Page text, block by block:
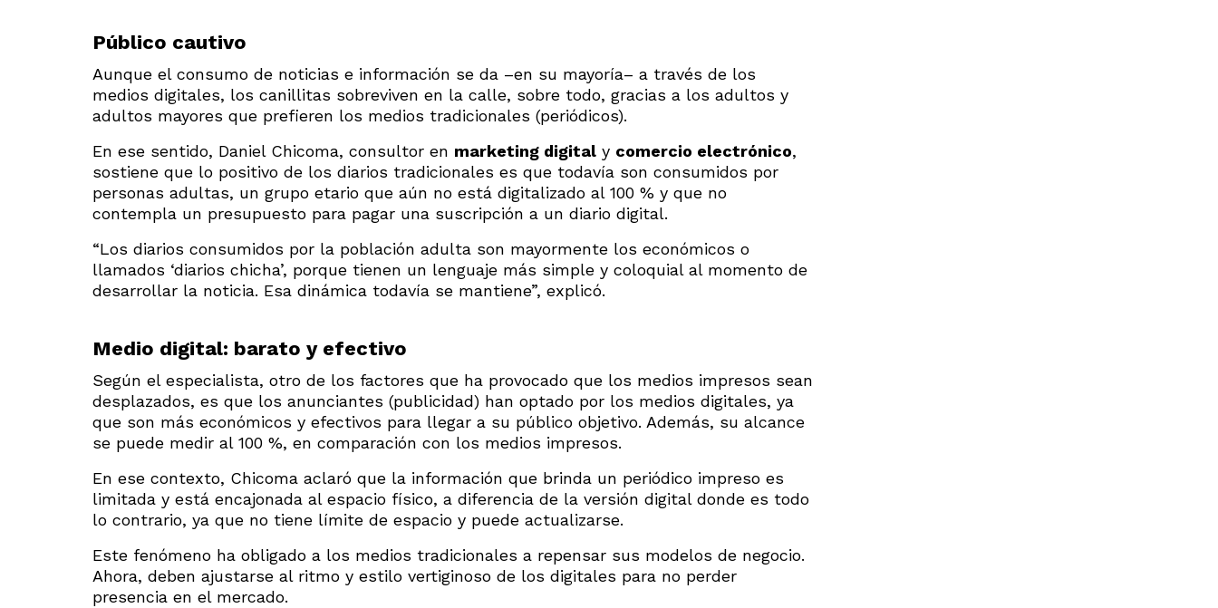
Público cautivo
Aunque el consumo de noticias e información se da –en su mayoría– a través de los
medios digitales, los canillitas sobreviven en la calle, sobre todo, gracias a los adultos y
adultos mayores que prefieren los medios tradicionales (periódicos).
En ese sentido, Daniel Chicoma, consultor en marketing digital y comercio electrónico,
sostiene que lo positivo de los diarios tradicionales es que todavía son consumidos por
personas adultas, un grupo etario que aún no está digitalizado al 100 % y que no
contempla un presupuesto para pagar una suscripción a un diario digital.
“Los diarios consumidos por la población adulta son mayormente los económicos o
llamados ‘diarios chicha’, porque tienen un lenguaje más simple y coloquial al momento de
desarrollar la noticia. Esa dinámica todavía se mantiene”, explicó.
Medio digital: barato y efectivo
Según el especialista, otro de los factores que ha provocado que los medios impresos sean
desplazados, es que los anunciantes (publicidad) han optado por los medios digitales, ya
que son más económicos y efectivos para llegar a su público objetivo. Además, su alcance
se puede medir al 100 %, en comparación con los medios impresos.
En ese contexto, Chicoma aclaró que la información que brinda un periódico impreso es
limitada y está encajonada al espacio físico, a diferencia de la versión digital donde es todo
lo contrario, ya que no tiene límite de espacio y puede actualizarse.
Este fenómeno ha obligado a los medios tradicionales a repensar sus modelos de negocio.
Ahora, deben ajustarse al ritmo y estilo vertiginoso de los digitales para no perder
presencia en el mercado.